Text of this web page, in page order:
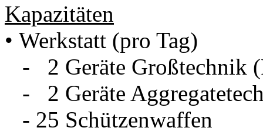
Kapazitäten
• Werkstatt (pro Tag)
- 2 Geräte Großtechnik
- 2 Geräte
- 25 Schützenwaffen